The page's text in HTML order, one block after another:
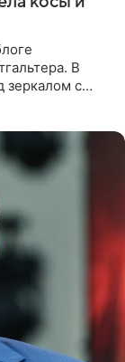
В
зеркалом с